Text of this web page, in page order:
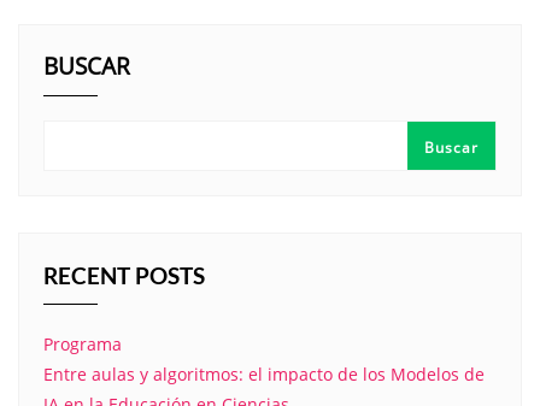
BUSCAR
Buscar
RECENT POSTS
Programa
Entre aulas y algoritmos: el impacto de los Modelos de